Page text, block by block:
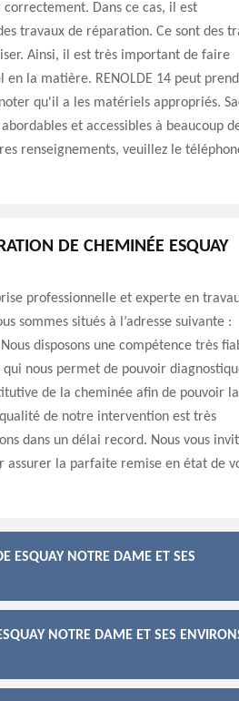
Dans ce cas, il est
travaux de réparation. Ce sont des
Ainsi, il est très important de faire
en la matière. RENOLDE 14 peut
qu'il a les matériels appropriés.
et accessibles à beaucoup
renseignements, veuillez le
DE CHEMINÉE ESQUAY
professionnelle et experte en
sommes situés à l’adresse suivante :
disposons une compétence très
nous permet de pouvoir
de la cheminée afin de pouvoir la
de notre intervention est très
dans un délai record. Nous vous
assurer la parfaite remise en état de
ESQUAY NOTRE DAME ET SES
NOTRE DAME ET SES